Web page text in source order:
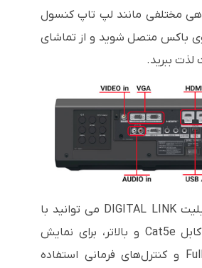
مختلفی مانند لپ تاپ کنسول
باکس متصل شوید و از تماشای
لذت ببرید.
با استفاده از قابلیت DIGITAL LINK می توانید با
استفاده از یک کابل Cat5e و بالاتر، برای نمایش
محتواهای Full HD و کنترل‌های فرمانی استفاده